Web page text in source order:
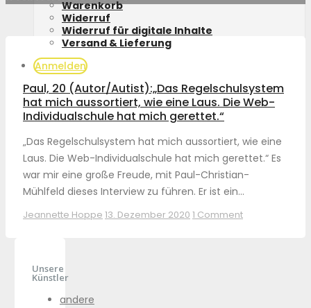
Warenkorb
Widerruf
Widerruf für digitale Inhalte
Versand & Lieferung
Anmelden
Paul, 20 (Autor/Autist):„Das Regelschulsystem
hat mich aussortiert, wie eine Laus. Die Web-
Individualschule hat mich gerettet.“
„Das Regelschulsystem hat mich aussortiert, wie eine
Laus. Die Web-Individualschule hat mich gerettet.“ Es
war mir eine große Freude, mit Paul-Christian-
Mühlfeld dieses Interview zu führen. Er ist ein...
Jeannette Hoppe 13. Dezember 2020 1 Comment
Unsere
Künstler
andere